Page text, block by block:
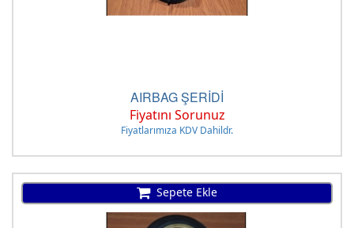
AIRBAG ŞERİDİ
Fiyatını Sorunuz
Fiyatlarımıza KDV Dahildr.
Sepete Ekle